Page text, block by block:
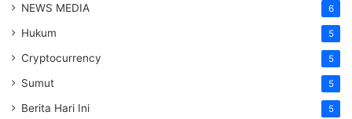
NEWS MEDIA 6
Hukum 5
Cryptocurrency 5
Sumut 5
Berita Hari Ini 5